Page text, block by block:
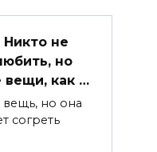
Никто не
но
вещи, как …
вещь, но она
согреть